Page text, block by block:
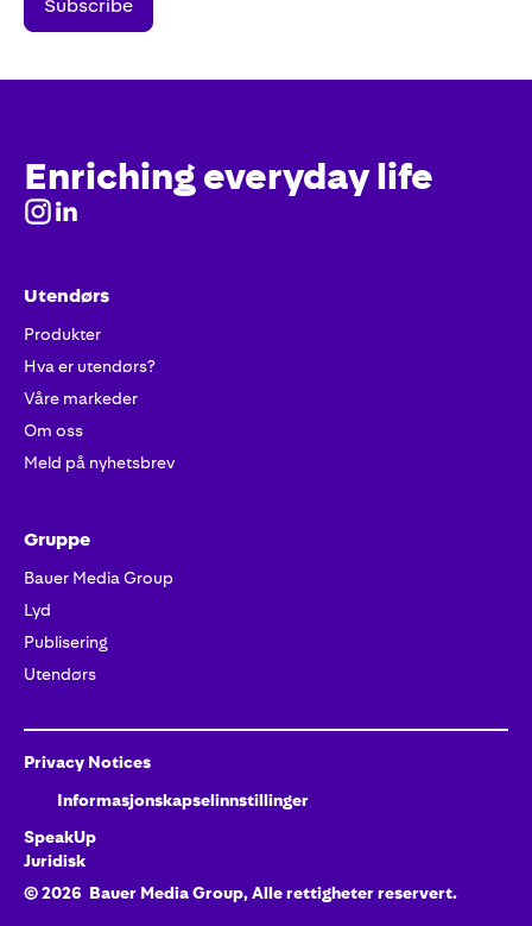
Enriching everyday life
Utendørs
Produkter
Hva er utendørs?
Våre markeder
Om oss
Meld på nyhetsbrev
Gruppe
Bauer Media Group
Lyd
Publisering
Utendørs
Privacy Notices
Informasjonskapselinnstillinger
SpeakUp
Juridisk
©2026 Bauer Media Group, Alle rettigheter reservert.